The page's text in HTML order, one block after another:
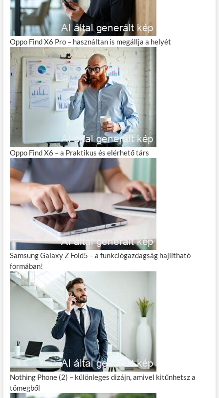
Oppo Find X6 Pro – használtan is megállja a helyét
Oppo Find X6 – a Praktikus és elérhető társ
Samsung Galaxy Z Fold5 – a funkciógazdagság hajlítható
formában!
Nothing Phone (2) – különleges dizájn, amivel kitűnhetsz a
tömegből